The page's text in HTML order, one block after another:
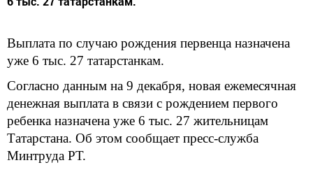
Выплата по случаю рождения первенца назначена
уже 6 тыс. 27 татарстанкам.
Согласно данным на 9 декабря, новая ежемесячная
денежная выплата в связи с рождением первого
ребенка назначена уже 6 тыс. 27 жительницам
Татарстана. Об этом сообщает пресс-служба
Минтруда РТ.